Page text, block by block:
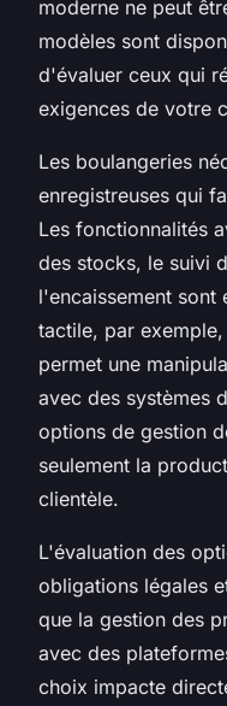
moderne ne peut
modèles sont
d'évaluer ceux qui
exigences de votre
Les boulangeries
enregistreuses qui
Les fonctionnalités
des stocks, le suivi
l'encaissement sont
tactile, par
permet une
avec des systèmes
options de gestion
seulement la
clientèle.
L'évaluation des
obligations légales
que la gestion des
avec des
choix impacte